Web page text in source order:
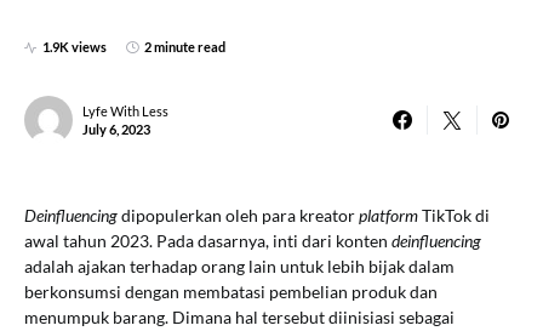
1.9K views 2 minute read
Lyfe With Less
July 6, 2023
Deinfluencingdipopulerkan oleh para kreatorplatformTikTok di
awal tahun 2023. Pada dasarnya, inti dari konten deinfluencing
adalah ajakan terhadap orang lain untuk lebih bijak dalam
berkonsumsi dengan membatasi pembelian produk dan
menumpuk barang. Dimana hal tersebut diinisiasi sebagai